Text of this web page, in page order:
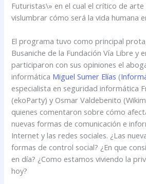
Futuristas\» en el cual el crítico de arte
vislumbrar cómo será la vida humana
El programa tuvo como principal
Busaniche de la Fundación Vía Libre y
participaron con sus opiniones el
informática Miguel Sumer Elías (
especialista en seguridad informática
(ekoParty) y Osmar Valdebenito
quienes comentaron sobre cómo
nuevas formas de comunicación e
Internet y las redes sociales. ¿Las
formas de control social? ¿En que
en día? ¿Como estamos viviendo la
hoy?